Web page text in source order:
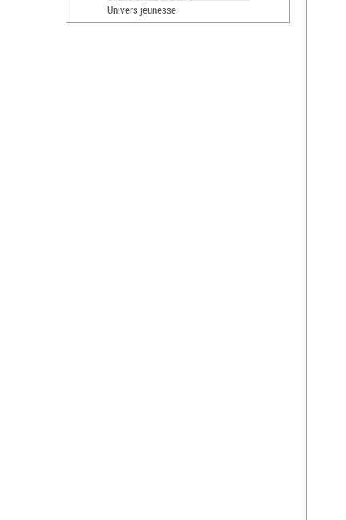
Univers jeunesse